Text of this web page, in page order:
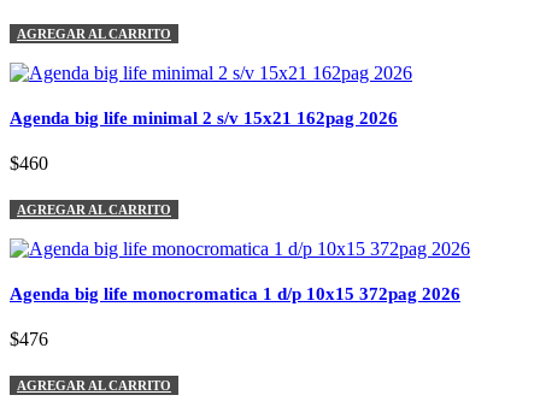
AGREGAR AL CARRITO
Agenda big life minimal 2 s/v 15x21 162pag 2026
$460
AGREGAR AL CARRITO
Agenda big life monocromatica 1 d/p 10x15 372pag 2026
$476
AGREGAR AL CARRITO